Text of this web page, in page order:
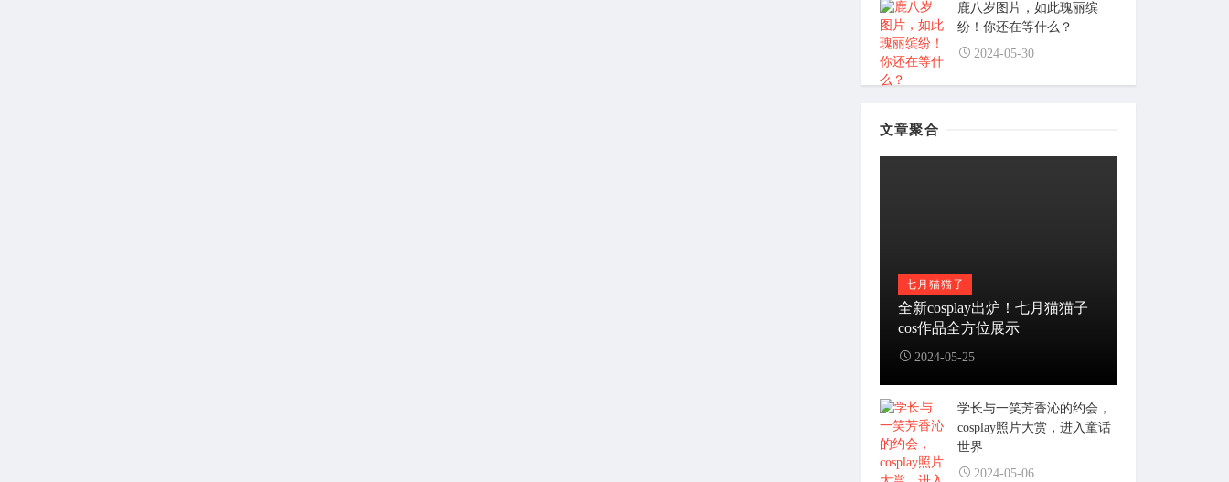
鹿八岁图片，如此瑰丽缤
纷！你还在等什么？
2024-05-30
文章聚合
七月猫猫子
全新cosplay出炉！七月猫猫子
cos作品全方位展示
2024-05-25
学长与一笑芳香沁的约会，
cosplay照片大赏，进入童话
世界
2024-05-06